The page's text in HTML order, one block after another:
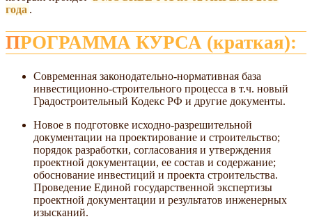
года .
ПРОГРАММА КУРСА (краткая):
Современная законодательно-нормативная база
инвестиционно-строительного процесса в т.ч. новый
Градостроительный Кодекс РФ и другие документы.
Новое в подготовке исходно-разрешительной
документации на проектирование и строительство;
порядок разработки, согласования и утверждения
проектной документации, ее состав и содержание;
обоснование инвестиций и проекта строительства.
Проведение Единой государственной экспертизы
проектной документации и результатов инженерных
изысканий.